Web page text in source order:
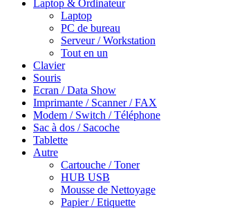
Laptop & Ordinateur
Laptop
PC de bureau
Serveur / Workstation
Tout en un
Clavier
Souris
Ecran / Data Show
Imprimante / Scanner / FAX
Modem / Switch / Téléphone
Sac à dos / Sacoche
Tablette
Autre
Cartouche / Toner
HUB USB
Mousse de Nettoyage
Papier / Etiquette